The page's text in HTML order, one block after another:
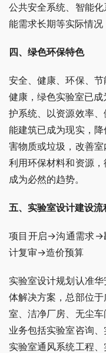
公共安全系统、智能
能需求长期等实际情况
四、绿色环保特色
安全、健康、环保、
健康，绿色实验室已
护系统、以资源效率
能建筑已成为现实，
害物质或垃圾，改善
利用环保材料和资源
成为必然的趋势。
五、实验室设计建设流
项目开启→沟通需求
计复审→造价预算
实验室设计规划认准
体解决方案，总部位
室、洁净厂房、无尘
业务包括实验室咨询、
实验室通风系统工程、